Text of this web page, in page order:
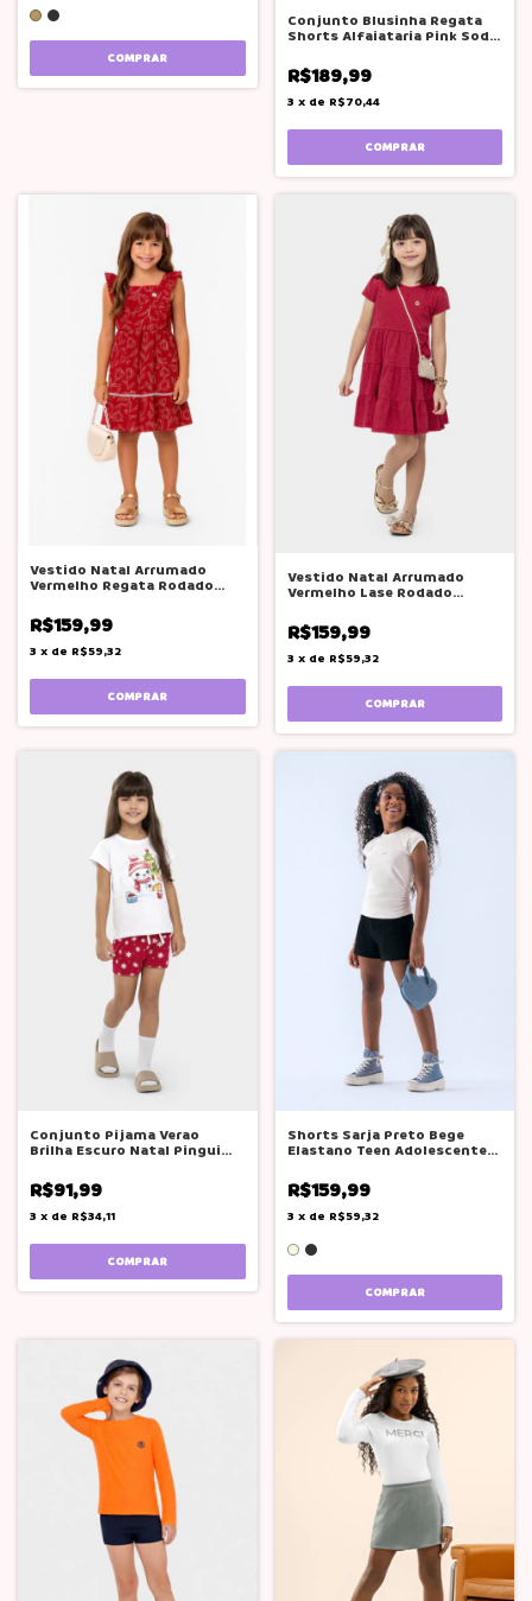
COMPRAR
Conjunto Blusinha Regata
Shorts Alfaiataria Pink Soda
R$189,99
3 x de R$70,44
COMPRAR
Vestido Natal Arrumado
Vermelho Regata Rodado
R$159,99
3 x de R$59,32
COMPRAR
Vestido Natal Arrumado
Vermelho Lase Rodado
R$159,99
3 x de R$59,32
COMPRAR
Conjunto Pijama Verao
Brilha Escuro Natal Pinguim
R$91,99
3 x de R$34,11
COMPRAR
Shorts Sarja Preto Bege
Elastano Teen Adolescente
R$159,99
3 x de R$59,32
COMPRAR